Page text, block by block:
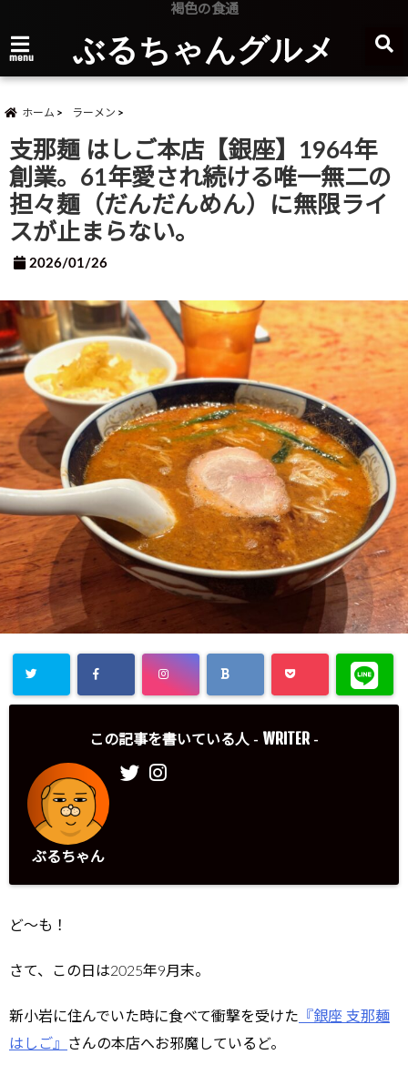
褐色の食通
menu ぶるちゃんグルメ
ホーム ラーメン
支那麺 はしご本店【銀座】1964年
創業。61年愛され続ける唯一無二の
担々麺（だんだんめん）に無限ライ
スが止まらない。
2026/01/26
この記事を書いている人 - WRITER -
ぶるちゃん
ど～も！
さて、この日は2025年9月末。
新小岩に住んでいた時に食べて衝撃を受けた 『銀座 支那麺
はしご』
さんの本店へお邪魔しているど。